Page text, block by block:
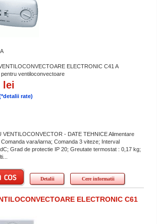
ELECTRONIC C41 A
ventiloconvectoare
lei
rate)
VENTILOCONVECTOR - DATE TEHNICE Alimentare
vara/iarna; Comanda 3 viteze; Interval
Grad de protectie IP 20; Greutate termostat : 0,17 kg;
Detalii Cere informatii
ELECTRONIC C61